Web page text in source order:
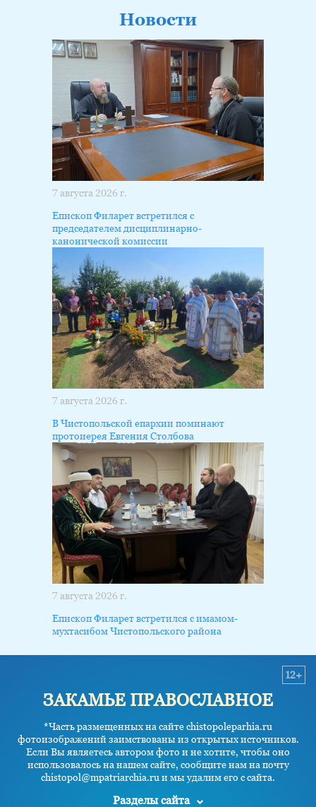
Новости
7 августа 2026 г.
Епископ Филарет встретился с
председателем дисциплинарно-
канонической комиссии
7 августа 2026 г.
В Чистопольской епархии поминают
протоиерея Евгения Столбова
7 августа 2026 г.
Епископ Филарет встретился с имамом-
мухтасибом Чистопольского района
ЗАКАМЬЕ ПРАВОСЛАВНОЕ
*Часть размещенных на сайте chistopoleparhia.ru
фотоизображений заимствованы из открытых источников.
Если Вы являетесь автором фото и не хотите, чтобы оно
использовалось на нашем сайте, сообщите нам на почту
chistopol@mpatriarchia.ru и мы удалим его с сайта.
12+
Разделы сайта